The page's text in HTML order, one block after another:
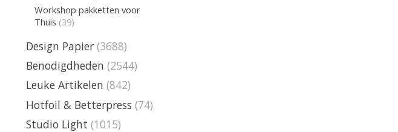
Workshop pakketten voor
Thuis (39)
Design Papier (3688)
Benodigdheden (2544)
Leuke Artikelen (842)
Hotfoil & Betterpress (74)
Studio Light (1015)